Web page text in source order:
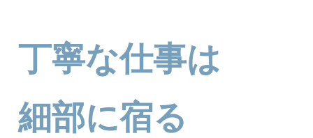
丁寧な仕事は
細部に宿る